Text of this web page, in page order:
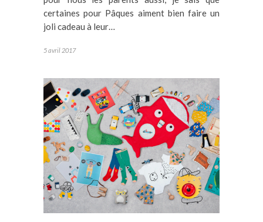
certaines pour Pâques aiment bien faire un
joli cadeau à leur…
5 avril 2017